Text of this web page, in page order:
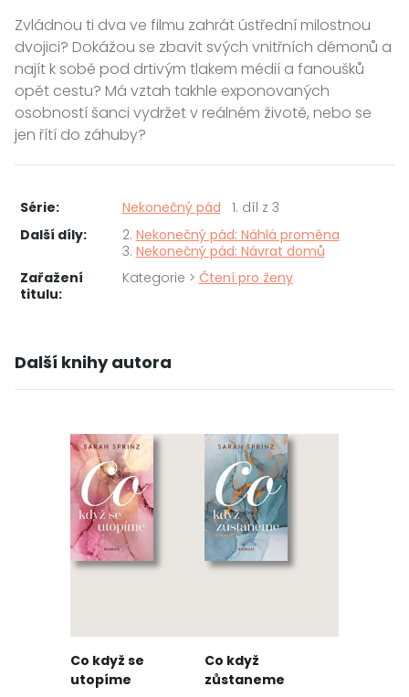
Zvládnou ti dva ve filmu zahrát ústřední milostnou
dvojici? Dokážou se zbavit svých vnitřních démonů a
najít k sobě pod drtivým tlakem médií a fanoušků
opět cestu? Má vztah takhle exponovaných
osobností šanci vydržet v reálném životě, nebo se
jen řítí do záhuby?
Série: Nekonečný pád
1. díl z 3
Další díly:
2. Nekonečný pád: Náhlá proměna
3. Nekonečný pád: Návrat domů
Zařažení
titulu:
Kategorie > Čtení pro ženy
Další knihy autora
Co když se
utopíme
Co když
zůstaneme